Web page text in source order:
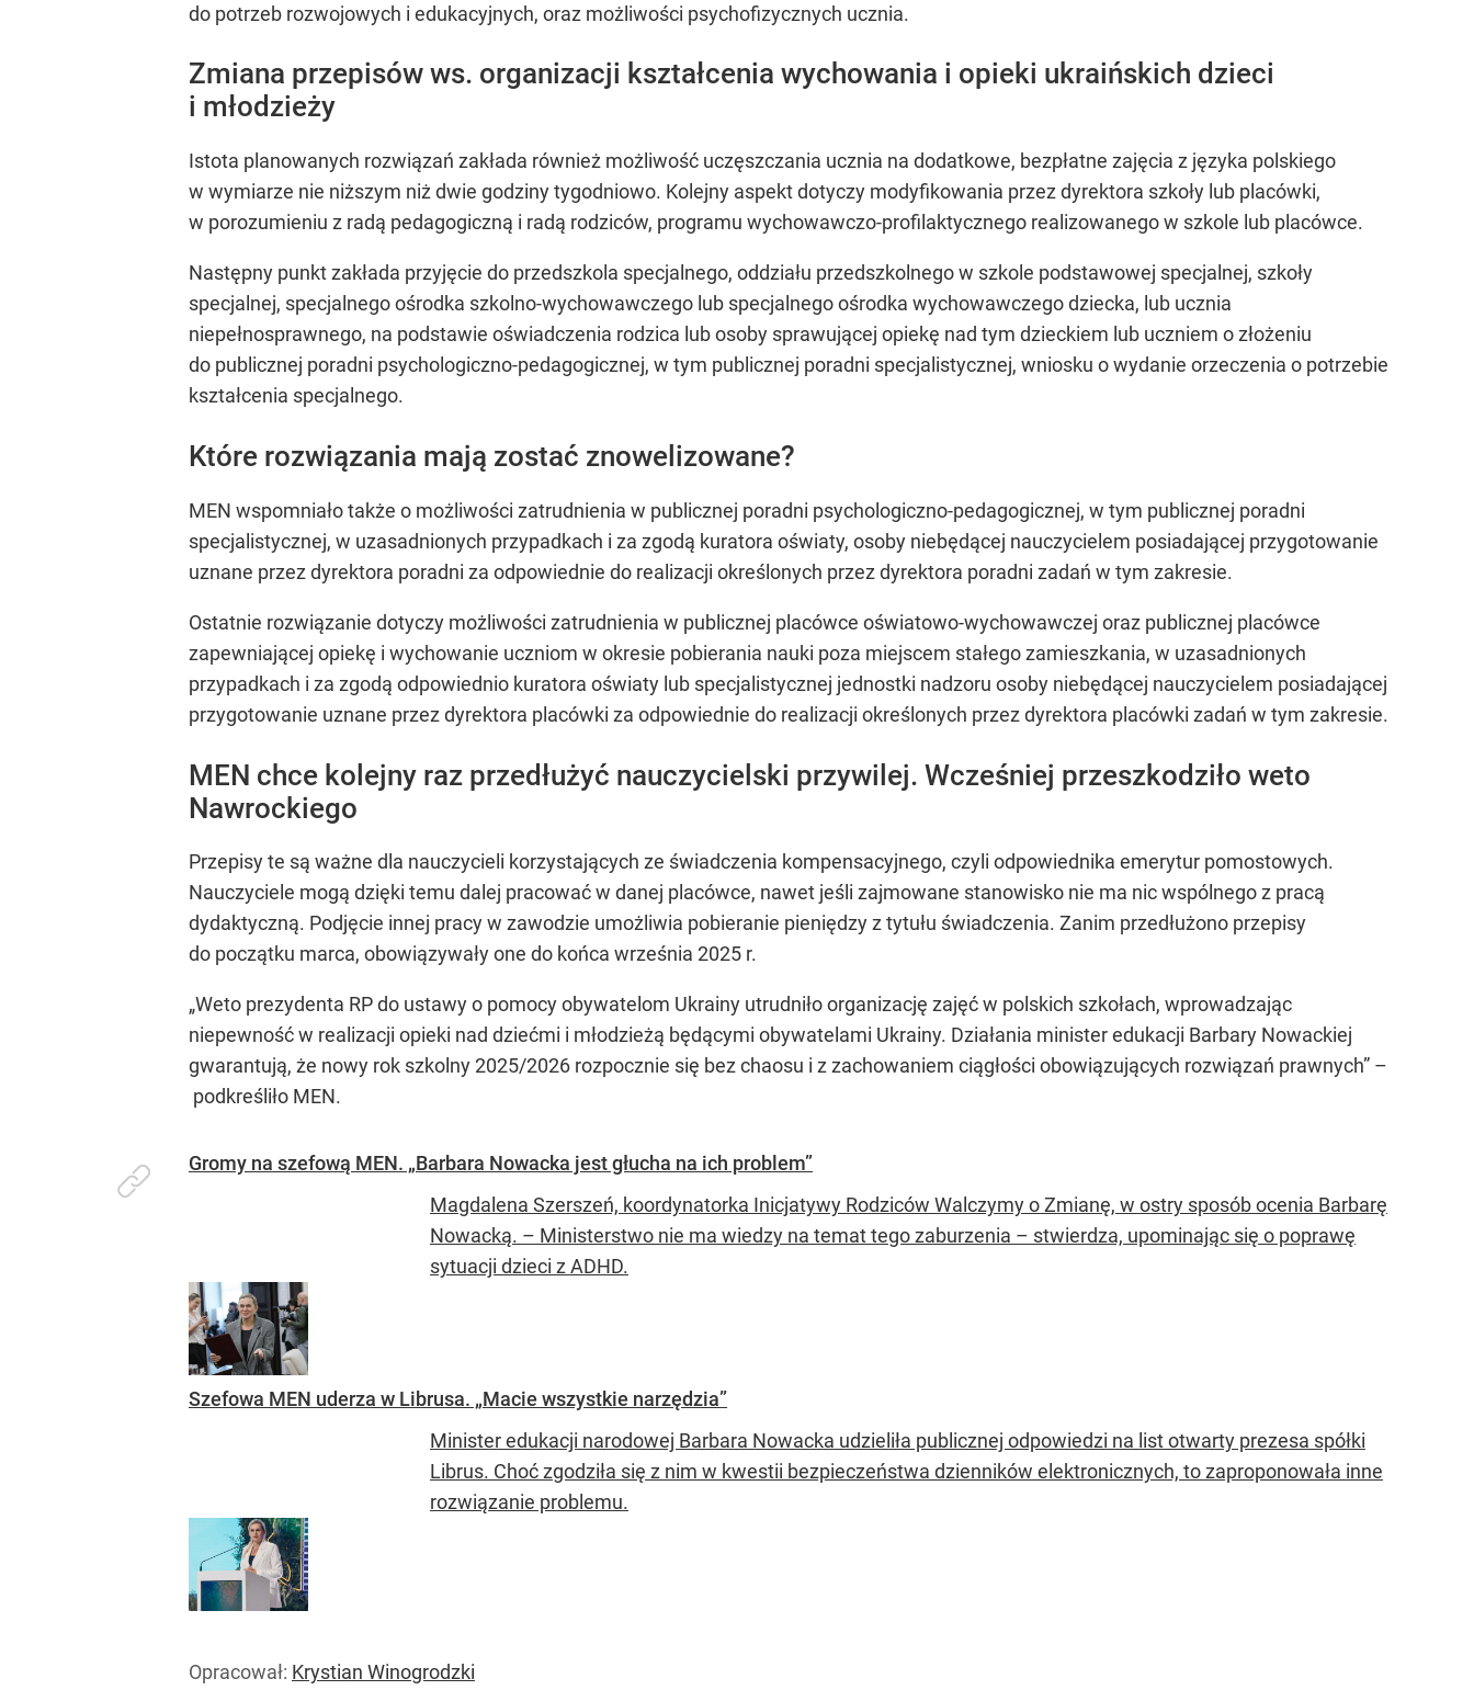
do potrzeb rozwojowych i edukacyjnych, oraz możliwości psychofizycznych ucznia.
Zmiana przepisów ws. organizacji kształcenia wychowania i opieki ukraińskich dzieci
i młodzieży
Istota planowanych rozwiązań zakłada również możliwość uczęszczania ucznia na dodatkowe, bezpłatne zajęcia z języka polskiego
w wymiarze nie niższym niż dwie godziny tygodniowo. Kolejny aspekt dotyczy modyfikowania przez dyrektora szkoły lub placówki,
w porozumieniu z radą pedagogiczną i radą rodziców, programu wychowawczo-profilaktycznego realizowanego w szkole lub placówce.
Następny punkt zakłada przyjęcie do przedszkola specjalnego, oddziału przedszkolnego w szkole podstawowej specjalnej, szkoły
specjalnej, specjalnego ośrodka szkolno-wychowawczego lub specjalnego ośrodka wychowawczego dziecka, lub ucznia
niepełnosprawnego, na podstawie oświadczenia rodzica lub osoby sprawującej opiekę nad tym dzieckiem lub uczniem o złożeniu
do publicznej poradni psychologiczno-pedagogicznej, w tym publicznej poradni specjalistycznej, wniosku o wydanie orzeczenia o potrzebie
kształcenia specjalnego.
Które rozwiązania mają zostać znowelizowane?
MEN wspomniało także o możliwości zatrudnienia w publicznej poradni psychologiczno-pedagogicznej, w tym publicznej poradni
specjalistycznej, w uzasadnionych przypadkach i za zgodą kuratora oświaty, osoby niebędącej nauczycielem posiadającej przygotowanie
uznane przez dyrektora poradni za odpowiednie do realizacji określonych przez dyrektora poradni zadań w tym zakresie.
Ostatnie rozwiązanie dotyczy możliwości zatrudnienia w publicznej placówce oświatowo-wychowawczej oraz publicznej placówce
zapewniającej opiekę i wychowanie uczniom w okresie pobierania nauki poza miejscem stałego zamieszkania, w uzasadnionych
przypadkach i za zgodą odpowiednio kuratora oświaty lub specjalistycznej jednostki nadzoru osoby niebędącej nauczycielem posiadającej
przygotowanie uznane przez dyrektora placówki za odpowiednie do realizacji określonych przez dyrektora placówki zadań w tym zakresie.
MEN chce kolejny raz przedłużyć nauczycielski przywilej. Wcześniej przeszkodziło weto
Nawrockiego
Przepisy te są ważne dla nauczycieli korzystających ze świadczenia kompensacyjnego, czyli odpowiednika emerytur pomostowych.
Nauczyciele mogą dzięki temu dalej pracować w danej placówce, nawet jeśli zajmowane stanowisko nie ma nic wspólnego z pracą
dydaktyczną. Podjęcie innej pracy w zawodzie umożliwia pobieranie pieniędzy z tytułu świadczenia. Zanim przedłużono przepisy
do początku marca, obowiązywały one do końca września 2025 r.
„Weto prezydenta RP do ustawy o pomocy obywatelom Ukrainy utrudniło organizację zajęć w polskich szkołach, wprowadzając
niepewność w realizacji opieki nad dziećmi i młodzieżą będącymi obywatelami Ukrainy. Działania minister edukacji Barbary Nowackiej
gwarantują, że nowy rok szkolny 2025/2026 rozpocznie się bez chaosu i z zachowaniem ciągłości obowiązujących rozwiązań prawnych” –
podkreśliło MEN.
Gromy na szefową MEN. „Barbara Nowacka jest głucha na ich problem”
Magdalena Szerszeń, koordynatorka Inicjatywy Rodziców Walczymy o Zmianę, w ostry sposób ocenia Barbarę
Nowacką. – Ministerstwo nie ma wiedzy na temat tego zaburzenia – stwierdza, upominając się o poprawę
sytuacji dzieci z ADHD.
Szefowa MEN uderza w Librusa. „Macie wszystkie narzędzia”
Minister edukacji narodowej Barbara Nowacka udzieliła publicznej odpowiedzi na list otwarty prezesa spółki
Librus. Choć zgodziła się z nim w kwestii bezpieczeństwa dzienników elektronicznych, to zaproponowała inne
rozwiązanie problemu.
Opracował: Krystian Winogrodzki